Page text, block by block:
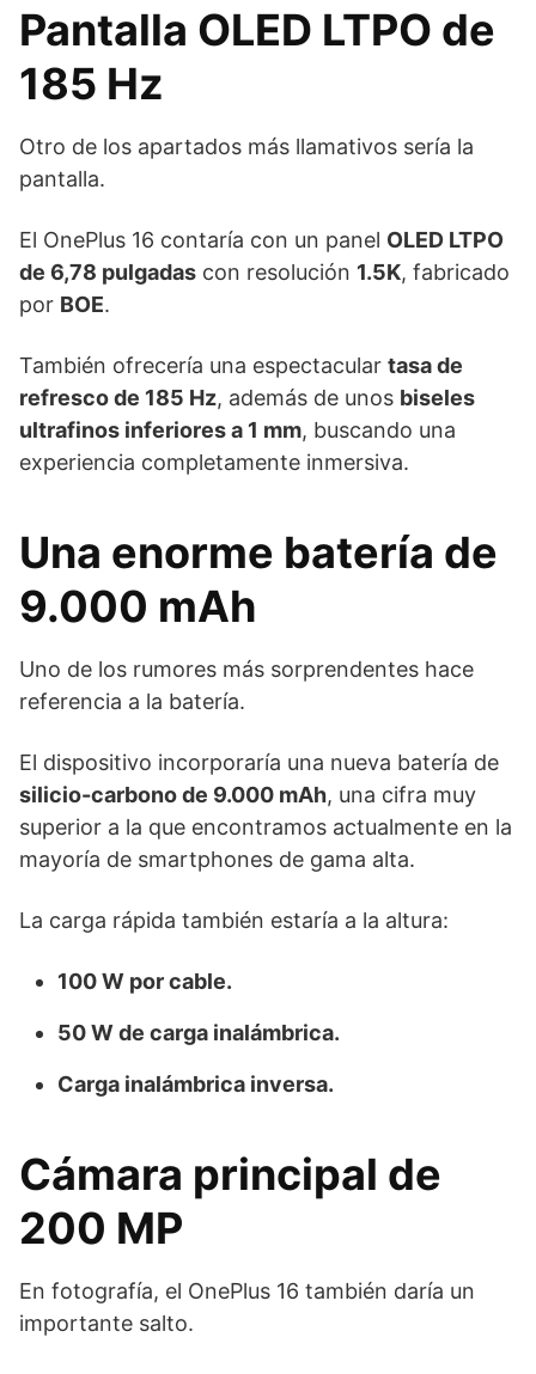
Pantalla OLED LTPO de
185 Hz
Otro de los apartados más llamativos sería la
pantalla.
El OnePlus 16 contaría con un panel OLED LTPO
de 6,78 pulgadas con resolución 1.5K, fabricado
por BOE.
También ofrecería una espectacular tasa de
refresco de 185 Hz, además de unos biseles
ultrafinos inferiores a 1 mm, buscando una
experiencia completamente inmersiva.
Una enorme batería de
9.000 mAh
Uno de los rumores más sorprendentes hace
referencia a la batería.
El dispositivo incorporaría una nueva batería de
silicio-carbono de 9.000 mAh, una cifra muy
superior a la que encontramos actualmente en la
mayoría de smartphones de gama alta.
La carga rápida también estaría a la altura:
100 W por cable.
50 W de carga inalámbrica.
Carga inalámbrica inversa.
Cámara principal de
200 MP
En fotografía, el OnePlus 16 también daría un
importante salto.